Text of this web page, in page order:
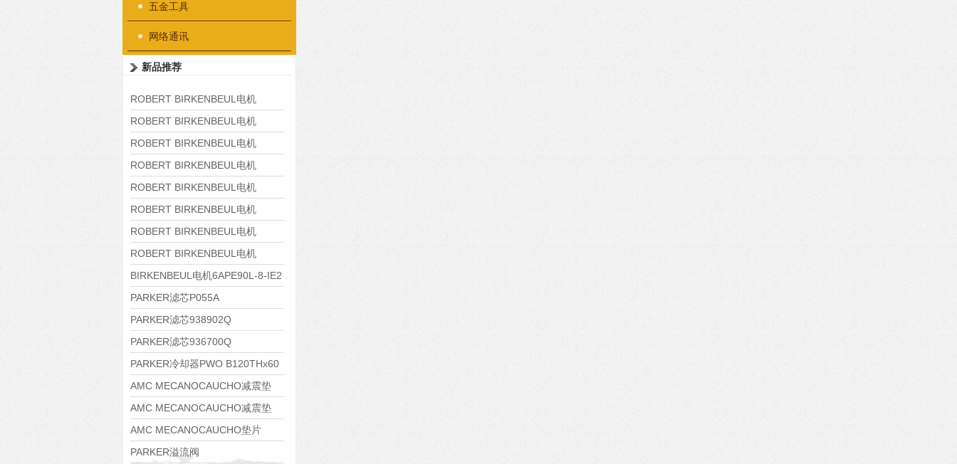
五金工具
网络通讯
新品推荐
ROBERT BIRKENBEUL电机
8APE225M-4-IE3
ROBERT BIRKENBEUL电机
8APE180L-4 IE3
ROBERT BIRKENBEUL电机
8APE160M-6 IE3
ROBERT BIRKENBEUL电机
8APE160L-4-IE3
ROBERT BIRKENBEUL电机
8APE112M-6K-IE3
ROBERT BIRKENBEUL电机
8APE100L-2 IE3
ROBERT BIRKENBEUL电机
8APE90S-4 IE3
ROBERT BIRKENBEUL电机
8APE80M-2K-IE3
BIRKENBEUL电机6APE90L-8-IE2
PARKER滤芯P055A
PARKER滤芯938902Q
PARKER滤芯936700Q
PARKER冷却器PWO B120THx60
AMC MECANOCAUCHO减震垫
138552
AMC MECANOCAUCHO减震垫
138551
AMC MECANOCAUCHO垫片
608074
PARKER溢流阀